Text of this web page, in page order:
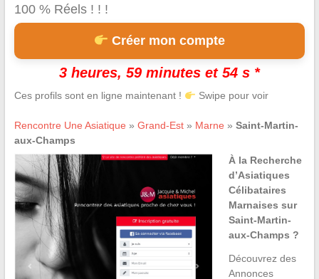
100 % Réels ! ! !
Créer mon compte
3 heures, 59 minutes et 53 s *
Ces profils sont en ligne maintenant ! Swipe pour voir
Rencontre Une Asiatique » Grand-Est» Marne » Saint-Martin-
aux-Champs
À la Recherche
d’Asiatiques
Célibataires
Marnaises sur
Saint-Martin-
aux-Champs ?
Découvrez des
Annonces